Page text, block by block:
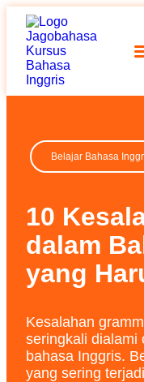
Belajar Bahasa
10
dalam
yang
Kesalahan
seringkali dialami
bahasa Inggris.
yang sering